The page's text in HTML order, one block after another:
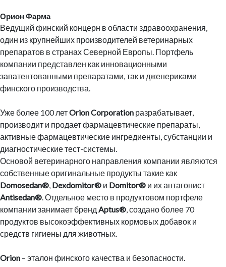
Орион Фарма
Ведущий финский концерн в области здравоохранения,
один из крупнейших производителей ветеринарных
препаратов в странах Северной Европы. Портфель
компании представлен как инновационными
запатентованными препаратами, так и дженериками
финского производства.
Уже более 100 летOrion Corporation разрабатывает,
производит и продает фармацевтические препараты,
активные фармацевтические ингредиенты, субстанции и
диагностические тест-системы.
Основой ветеринарного направления компании являются
собственные оригинальные продукты такие как
Domosedan®, Dexdomitor® и Domitor® и их антагонист
Antisedan®. Отдельное место в продуктовом портфеле
компании занимает бренд Aptus®, создано более 70
продуктов высокоэффективных кормовых добавок и
средств гигиены для животных.
Orion – эталон финского качества и безопасности.